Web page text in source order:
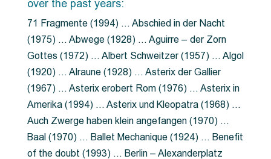
over the past years:
71 Fragmente (1994) … Abschied in der Nacht
(1975) … Abwege (1928) … Aguirre – der Zorn
Gottes (1972) … Albert Schweitzer (1957) … Algol
(1920) … Alraune (1928) … Asterix der Gallier
(1967) … Asterix erobert Rom (1976) … Asterix in
Amerika (1994) … Asterix und Kleopatra (1968) …
Auch Zwerge haben klein angefangen (1970) …
Baal (1970) … Ballet Mechanique (1924) … Benefit
of the doubt (1993) … Berlin – Alexanderplatz